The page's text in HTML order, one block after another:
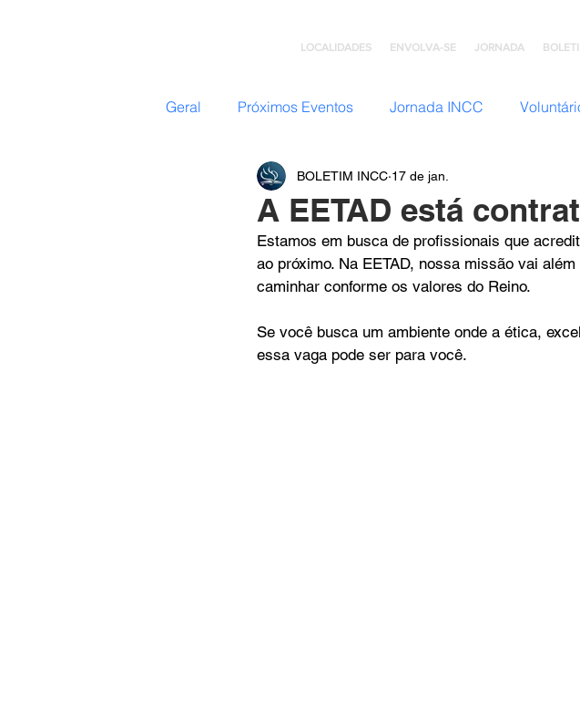
LOCALIDADES ENVOLVA-SE JORNADA
Geral Próximos Eventos Jornada INCC
Nazateen (Adolescentes) JNI (Jovens)
GC: Grupo de Comunhão Testemunhos
Flavio Valvassoura Acolhimento INCC
A EETAD está
BOLETIM INCC 17 de jan.
Estamos em busca de profissionais que
ao próximo. Na EETAD, nossa missão vai
caminhar conforme os valores do Reino.
Se você busca um ambiente onde a ética,
essa vaga pode ser para você.